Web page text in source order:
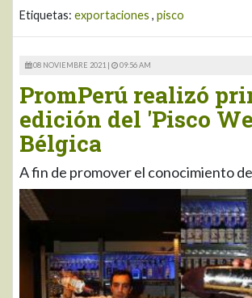
Etiquetas: exportaciones , pisco
08 NOVIEMBRE 2021 | 09:56 AM
PromPerú realizó
edición del 'Pisco
Bélgica
A fin de promover el conocimiento